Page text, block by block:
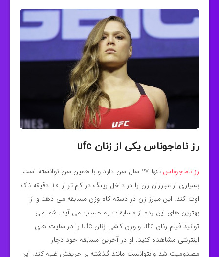
رز ناماجوناس یکی از زنان ufc
رز ناماجوناس
تنها 27 سال سن دارد و با همین سن توانسته است
بسیاری از مبارزان زن را در داخل رینگ در کم تر از 10 دقیقه ناک
اوت کند. این مبارز زن در دسته کاه وزن مسابقه می دهد و از
بهترین های این رده از مسابقات به حساب می آید. شما می
توانید فیلم زنان ufc و وزن کشی زنان ufc را در سایت های
اینترنتی مشاهده کنید. او در آخرین مسابقه خود دچار
مصدومیت شد و نتوانست مانند گذشته بر حریفش غلبه کند. این